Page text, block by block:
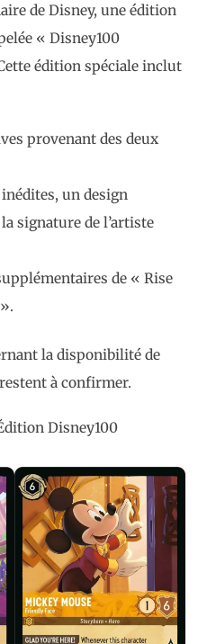
de Disney, une édition
« Disney100
édition spéciale inclut
provenant des deux
un design
signature de l’artiste
de « Rise
la disponibilité de
à confirmer.
Disney100